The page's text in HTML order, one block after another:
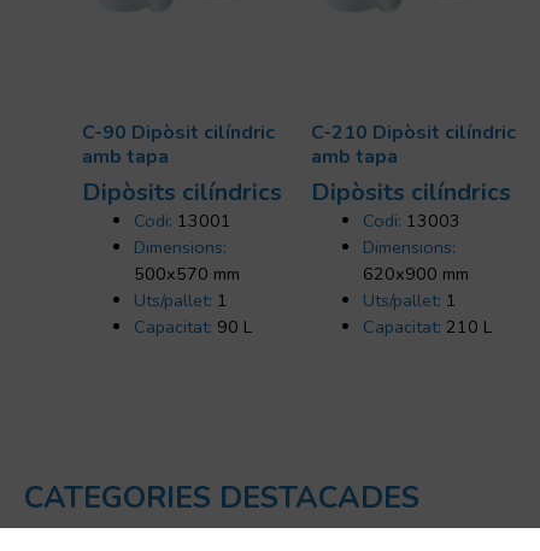
C-90 Dipòsit cilíndric
amb tapa
Dipòsits cilí­ndrics
Codi: 13001
Dimensions:
500x570 mm
Uts/pallet: 1
Capacitat: 90 L
C-210 Dipòsit cilíndric
amb tapa
Dipòsits cilí­ndrics
Codi: 13003
Dimensions:
620x900 mm
Uts/pallet: 1
Capacitat: 210 L
CATEGORIES DESTACADES